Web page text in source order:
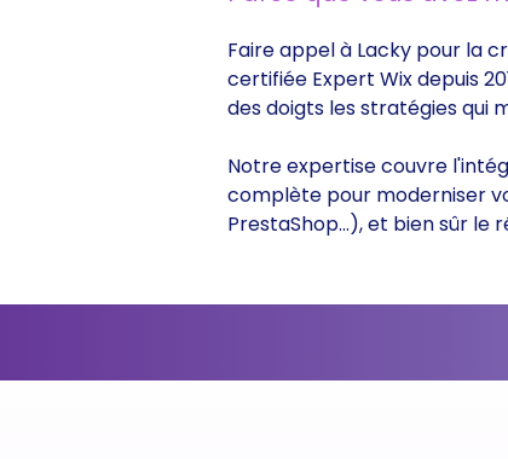
Faire appel à Lacky pour la
certifiée Expert Wix depuis
des doigts les stratégies qui
Notre expertise couvre
complète pour moderniser
PrestaShop...), et bien sûr